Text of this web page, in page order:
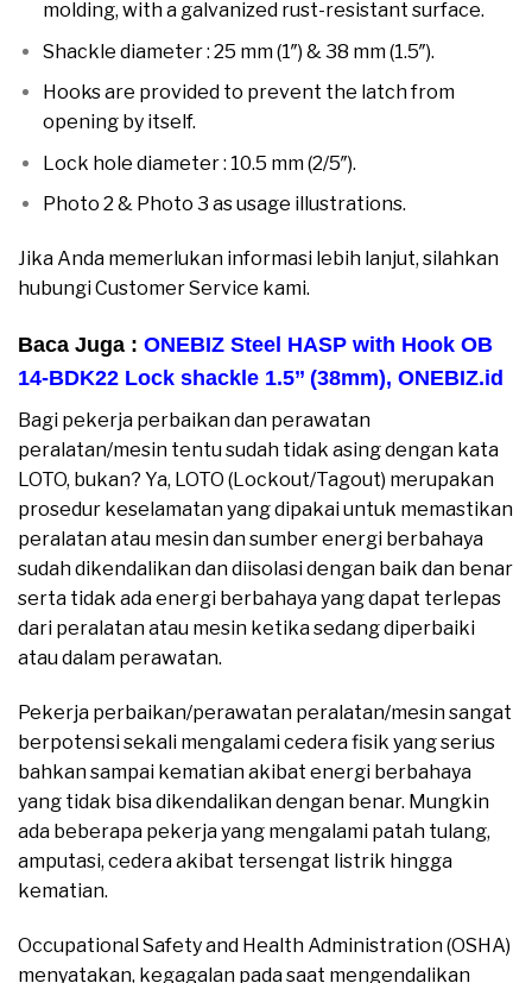
molding, with a galvanized rust-resistant surface.
Shackle diameter : 25 mm (1″) & 38 mm (1.5″).
Hooks are provided to prevent the latch from
opening by itself.
Lock hole diameter : 10.5 mm (2/5″).
Photo 2 & Photo 3 as usage illustrations.
Jika Anda memerlukan informasi lebih lanjut, silahkan
hubungi Customer Service kami.
Baca Juga : ONEBIZ Steel HASP with Hook OB
14-BDK22 Lock shackle 1.5’’ (38mm), ONEBIZ.id
Bagi pekerja perbaikan dan perawatan
peralatan/mesin tentu sudah tidak asing dengan kata
LOTO, bukan? Ya, LOTO (Lockout/Tagout) merupakan
prosedur keselamatan yang dipakai untuk memastikan
peralatan atau mesin dan sumber energi berbahaya
sudah dikendalikan dan diisolasi dengan baik dan benar
serta tidak ada energi berbahaya yang dapat terlepas
dari peralatan atau mesin ketika sedang diperbaiki
atau dalam perawatan.
Pekerja perbaikan/perawatan peralatan/mesin sangat
berpotensi sekali mengalami cedera fisik yang serius
bahkan sampai kematian akibat energi berbahaya
yang tidak bisa dikendalikan dengan benar. Mungkin
ada beberapa pekerja yang mengalami patah tulang,
amputasi, cedera akibat tersengat listrik hingga
kematian.
Occupational Safety and Health Administration (OSHA)
menyatakan, kegagalan pada saat mengendalikan